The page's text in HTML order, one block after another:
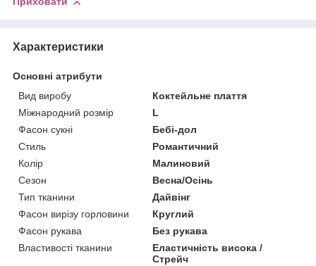
Характеристики
Основні атрибути
Вид виробу
Коктейльне плаття
Міжнародний розмір
L
Фасон сукні
Бебі-дол
Стиль
Романтичний
Колір
Малиновий
Сезон
Весна/Осінь
Тип тканини
Дайвінг
Фасон вирізу горловини
Круглий
Фасон рукава
Без рукава
Властивості тканини
Еластичність висока /
Стрейч